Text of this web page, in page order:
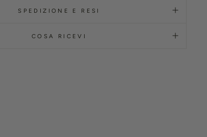
SPEDIZIONE E RESI
COSA RICEVI